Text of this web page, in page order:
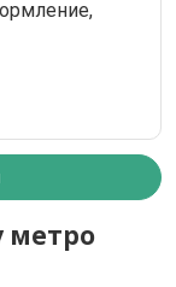
метро